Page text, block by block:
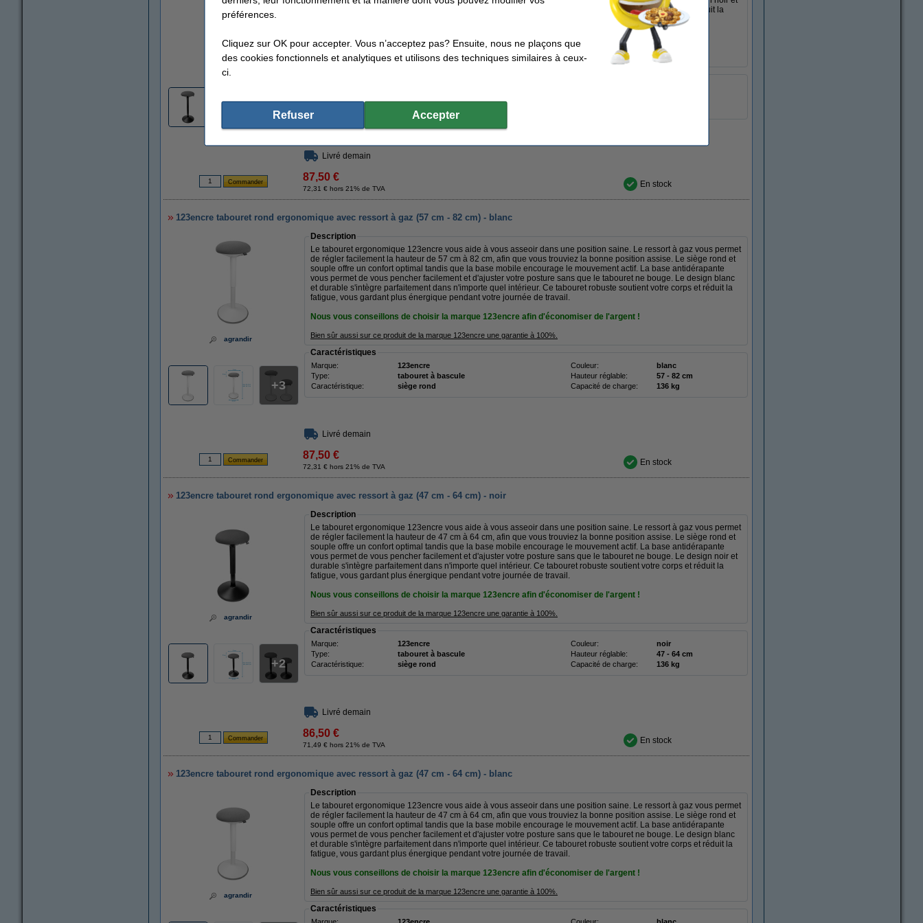
agrandir
2
durable s'intègre parfaitement dans n'importe quel intérieur. Ce tabouret robuste soutient votre corps et réduit la
Nous vous conseillons de choisir la marque 123encre afin d'économiser de l'argent.
Bien sûr aussi sur ce produit de la marque 123encre une garantie à 100%.
Livré demain
87,50 €
72,31 € hors 21% de TVA En stock
123encre tabouret rond ergonomique avec ressort à gaz (57 cm - 82 cm) - blanc
agrandir
3
Description
Le tabouret ergonomique 123encre vous aide à vous asseoir dans une position saine. Le ressort à gaz vous permet
de régler facilement la hauteur de 57 cm à 82 cm, afin que vous trouviez la bonne position assise. Le siège rond et
souple offre un confort optimal tandis que la base mobile encourage le mouvement actif. La base antidérapante
vous permet de vous pencher facilement et d'ajuster votre posture sans que le tabouret ne bouge. Le design blanc
et durable s'intègre parfaitement dans n'importe quel intérieur. Ce tabouret robuste soutient votre corps et réduit la
fatigue, vous gardant plus énergique pendant votre journée de travail.
Nous vous conseillons de choisir la marque 123encre afin d'économiser de l'argent !
Bien sûr aussi sur ce produit de la marque 123encre une garantie à 100%.
Caractéristiques
Marque: 123encre Couleur:
blanc
Type:
tabouret à bascule Hauteur réglable:
57 - 82 cm
Caractéristique:
siège rond Capacité de charge: 136 kg
Livré demain
87,50 €
72,31 € hors 21% de TVA En stock
123encre tabouret rond ergonomique avec ressort à gaz (47 cm - 64 cm) - noir
agrandir
2
Description
Le tabouret ergonomique 123encre vous aide à vous asseoir dans une position saine. Le ressort à gaz vous permet
de régler facilement la hauteur de 47 cm à 64 cm, afin que vous trouviez la bonne position assise. Le siège rond et
souple offre un confort optimal tandis que la base mobile encourage le mouvement actif. La base antidérapante
vous permet de vous pencher facilement et d'ajuster votre posture sans que le tabouret ne bouge. Le design noir et
durable s'intègre parfaitement dans n'importe quel intérieur. Ce tabouret robuste soutient votre corps et réduit la
fatigue, vous gardant plus énergique pendant votre journée de travail.
Nous vous conseillons de choisir la marque 123encre afin d'économiser de l'argent !
Bien sûr aussi sur ce produit de la marque 123encre une garantie à 100%.
Caractéristiques
Marque: 123encre Couleur:
noir
Type:
tabouret à bascule Hauteur réglable:
47 - 64 cm
Caractéristique:
siège rond Capacité de charge: 136 kg
Livré demain
86,50 €
71,49 € hors 21% de TVA En stock
123encre tabouret rond ergonomique avec ressort à gaz (47 cm - 64 cm) - blanc
agrandir
Description
Le tabouret ergonomique 123encre vous aide à vous asseoir dans une position saine. Le ressort à gaz vous permet
de régler facilement la hauteur de 47 cm à 64 cm, afin que vous trouviez la bonne position assise. Le siège rond et
souple offre un confort optimal tandis que la base mobile encourage le mouvement actif. La base antidérapante
vous permet de vous pencher facilement et d'ajuster votre posture sans que le tabouret ne bouge. Le design blanc
et durable s'intègre parfaitement dans n'importe quel intérieur. Ce tabouret robuste soutient votre corps et réduit la
fatigue, vous gardant plus énergique pendant votre journée de travail.
Nous vous conseillons de choisir la marque 123encre afin d'économiser de l'argent !
Bien sûr aussi sur ce produit de la marque 123encre une garantie à 100%.
Caractéristiques
préférences.
Cliquez sur OK pour accepter. Vous n’acceptez pas? Ensuite, nous ne plaçons que
des cookies fonctionnels et analytiques et utilisons des techniques similaires à ceux-
ci.
Refuser Accepter